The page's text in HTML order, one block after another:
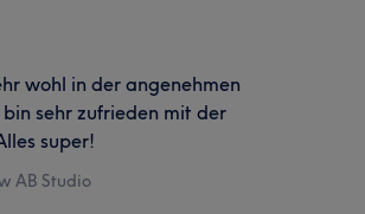
wohl in der angenehmen
sehr zufrieden mit der
super!
AB Studio